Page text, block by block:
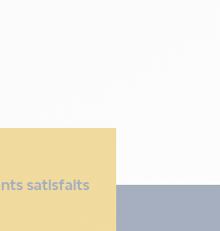
satisfaits